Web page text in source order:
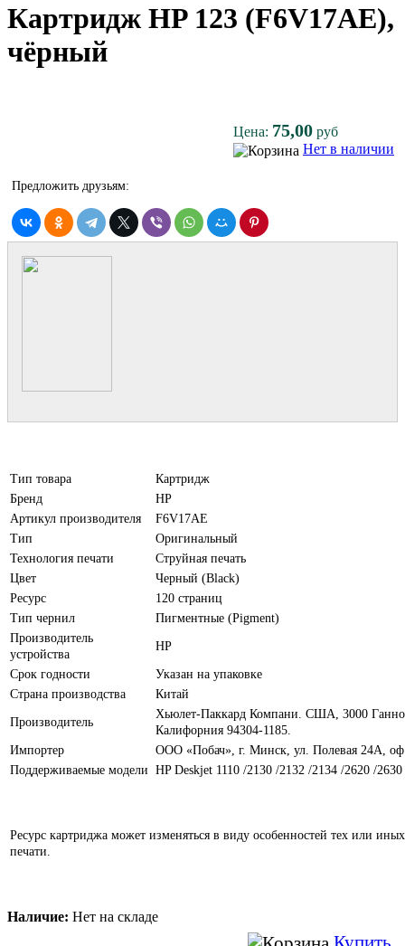
Картридж HP 123 (F6V17AE),
чёрный
Цена: 75,00 руб
Нет в наличии
Предложить друзьям:
Тип товара
Картридж
Бренд
HP
Артикул производителя
F6V17AE
Тип
Оригинальный
Технология печати
Струйная печать
Цвет
Черный (Black)
Ресурс
120 страниц
Тип чернил
Пигментные (Pigment)
Производитель
устройства
HP
Срок годности
Указан на упаковке
Страна производства
Китай
Производитель
Хьюлет-Паккард Компани. США, 3000
Калифорния 94304-1185.
Импортер
ООО «Побач», г. Минск, ул. Полевая 24А,
Поддерживаемые модели HP Deskjet 1110 /2130 /2132 /2134 /2620 /
Ресурс картриджа может изменяться в виду особенностей тех или
печати.
Наличие: Нет на складе